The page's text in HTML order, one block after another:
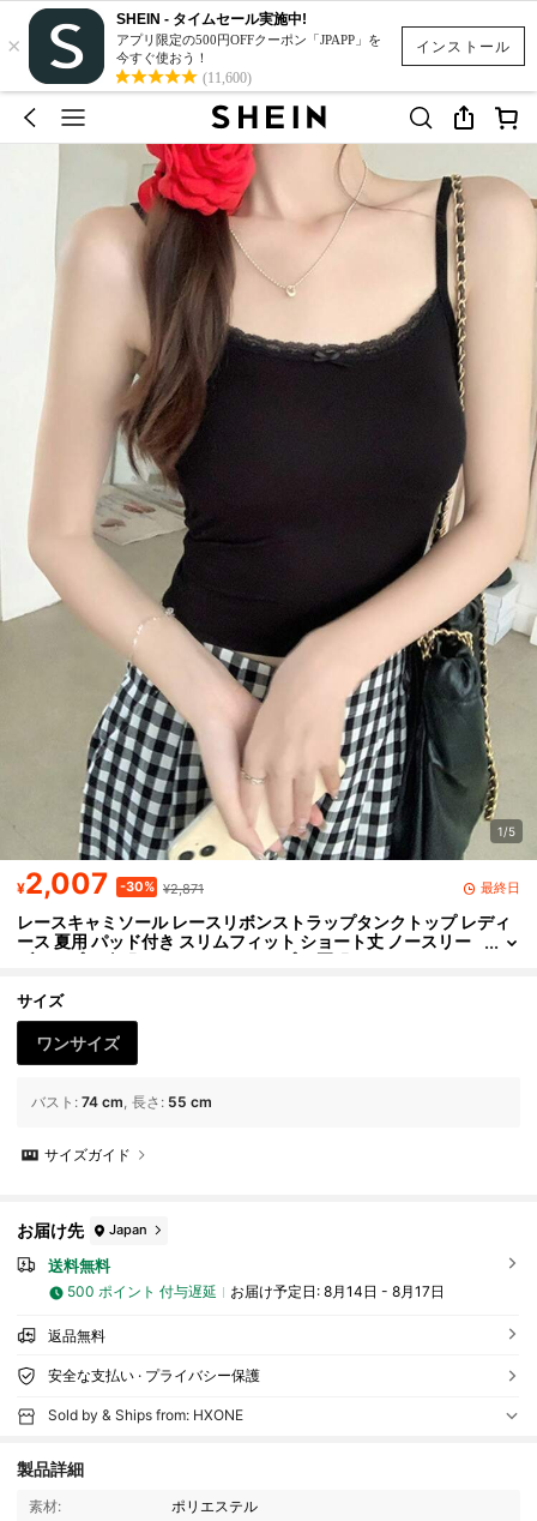
インストール
×
SHEIN - タイムセール実施中!
アプリ限定の500円OFFクーポン「JPAPP」を
今すぐ使おう！
(11,600)
1/5
¥2,007 -30% ¥2,871 最終日
レースキャミソール レースリボンストラップタンクトップ レディ
ース 夏用 パッド付き スリムフィット ショート丈 ノースリー
ブトップス 春服 キャミソール トップス 夏服 インナー きゃみ
サイズ
ワンサイズ
バスト : 74 cm 長さ : 55 cm
サイズガイド
お届け先 Japan
送料無料
500 ポイント 付与遅延 お届け予定日: 8月14日 - 8月17日
返品無料
安全な支払い · プライバシー保護
Sold by & Ships from: HXONE
製品詳細
素材:
ポリエステル